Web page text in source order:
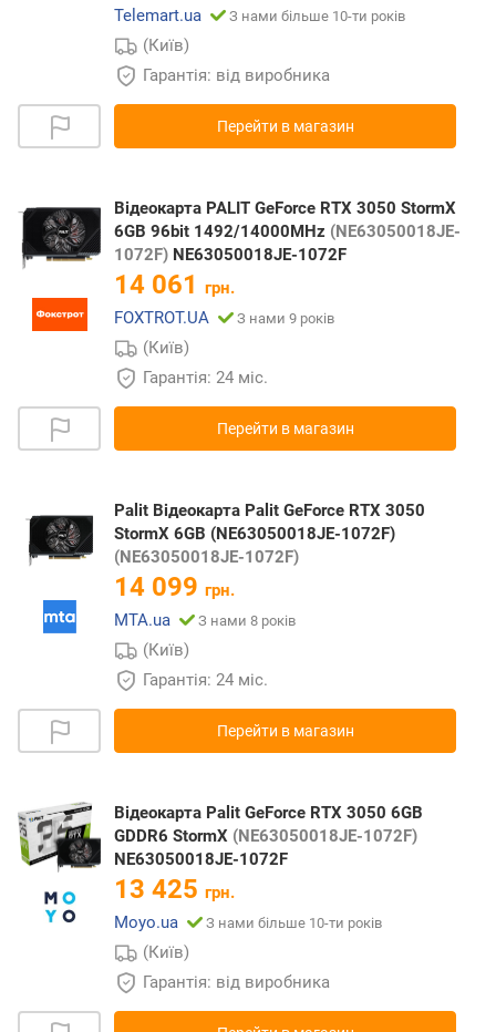
Telemart.ua
З нами більше 10-ти років
(Київ)
Гарантія: від виробника
Перейти в магазин
Відеокарта PALIT GeForce RTX 3050 StormX
6GB 96bit 1492/14000MHz (NE63050018JE-
1072F) NE63050018JE-1072F
14 061 грн.
FOXTROT.UA
З нами 9 років
(Київ)
Гарантія: 24 міс.
Перейти в магазин
Palit Відеокарта Palit GeForce RTX 3050
StormX 6GB (NE63050018JE-1072F)
(NE63050018JE-1072F)
14 099 грн.
MTA.ua
З нами 8 років
(Київ)
Гарантія: 24 міс.
Перейти в магазин
Відеокарта Palit GeForce RTX 3050 6GB
GDDR6 StormX (NE63050018JE-1072F)
NE63050018JE-1072F
13 425 грн.
Moyo.ua
З нами більше 10-ти років
(Київ)
Гарантія: від виробника